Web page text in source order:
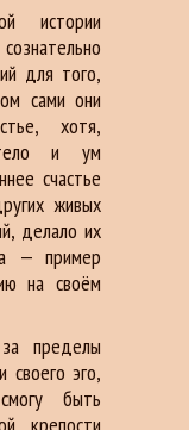
истории
для того,
сами они
хотя,
и ум
счастье
живых
делало их
— пример
на своём
пределы
своего эго,
быть